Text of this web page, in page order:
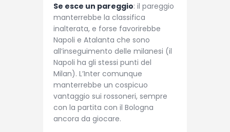
Se esce un pareggio: il pareggio
manterrebbe la classifica
inalterata, e forse favorirebbe
Napoli e Atalanta che sono
all’inseguimento delle milanesi (il
Napoli ha gli stessi punti del
Milan). L’Inter comunque
manterrebbe un cospicuo
vantaggio sui rossoneri, sempre
con la partita con il Bologna
ancora da giocare.